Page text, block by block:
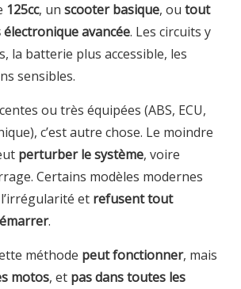
125cc, un scooter basique, ou tout
avancée. Les circuits y
la batterie plus accessible, les
sensibles.
ou très équipées (ABS, ECU,
c’est autre chose. Le moindre
perturber le système, voire
Certains modèles modernes
et refusent tout
.
méthode peut fonctionner, mais
motos, et pas dans toutes les